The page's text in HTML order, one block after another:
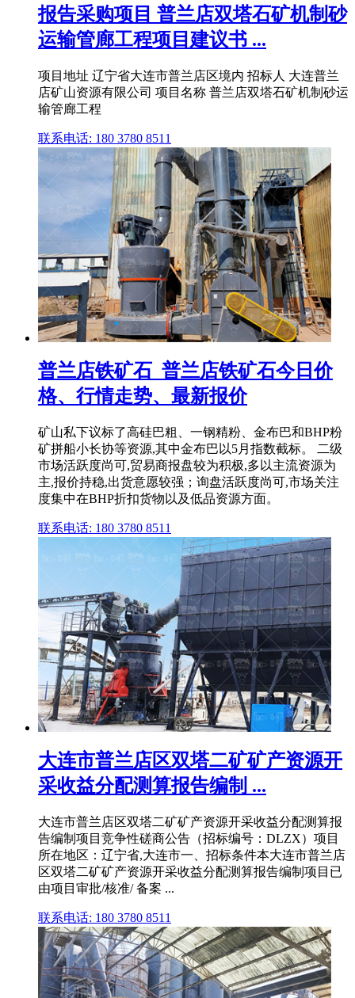
报告采购项目 普兰店双塔石矿机制砂
运输管廊工程项目建议书 ...
项目地址 辽宁省大连市普兰店区境内 招标人 大连普兰
店矿山资源有限公司 项目名称 普兰店双塔石矿机制砂运
输管廊工程
联系电话: 180 3780 8511
普兰店铁矿石_普兰店铁矿石今日价
格、行情走势、最新报价
矿山私下议标了高硅巴粗、一钢精粉、金布巴和BHP粉
矿拼船小长协等资源,其中金布巴以5月指数截标。 二级
市场活跃度尚可,贸易商报盘较为积极,多以主流资源为
主,报价持稳,出货意愿较强；询盘活跃度尚可,市场关注
度集中在BHP折扣货物以及低品资源方面。
联系电话: 180 3780 8511
大连市普兰店区双塔二矿矿产资源开
采收益分配测算报告编制 ...
大连市普兰店区双塔二矿矿产资源开采收益分配测算报
告编制项目竞争性磋商公告（招标编号：DLZX）项目
所在地区：辽宁省,大连市一、招标条件本大连市普兰店
区双塔二矿矿产资源开采收益分配测算报告编制项目已
由项目审批/核准/ 备案 ...
联系电话: 180 3780 8511